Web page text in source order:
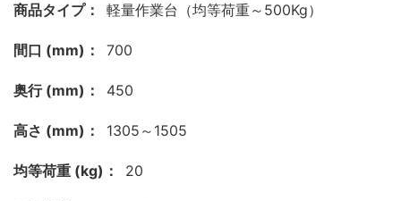
商品タイプ： 軽量作業台（均等荷重～500Kg）
間口 (mm)： 700
奥行 (mm)： 450
高さ (mm)： 1305～1505
均等荷重 (kg)： 20